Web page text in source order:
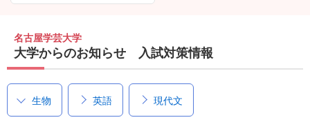
名古屋学芸大学
大学からのお知らせ 入試対策情報
生物 英語 現代文